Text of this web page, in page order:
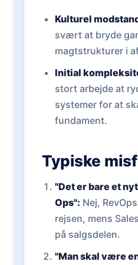
Kulturel
svært at bryde
magtstrukturer i
Initial
stort arbejde at
systemer for at
fundament.
Typiske
"Det er bare et
Ops": Nej,
rejsen, mens
på salgsdelen.
"Man skal være